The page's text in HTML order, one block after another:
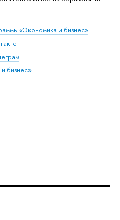
«Экономика и бизнес»
бизнес»